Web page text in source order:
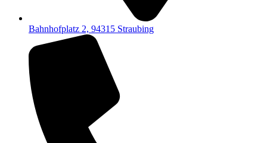
Bahnhofplatz 2, 94315 Straubing